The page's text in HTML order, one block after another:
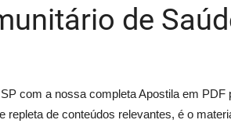
de
com a nossa completa Apostila em PDF
repleta de conteúdos relevantes, é o